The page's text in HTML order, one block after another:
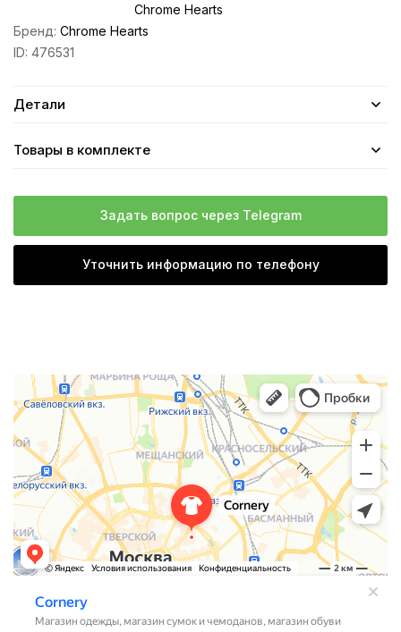
Chrome Hearts
Бренд: Chrome Hearts
ID: 476531
Детали
Товары в комплекте
Задать вопрос через Telegram
Уточнить информацию по телефону